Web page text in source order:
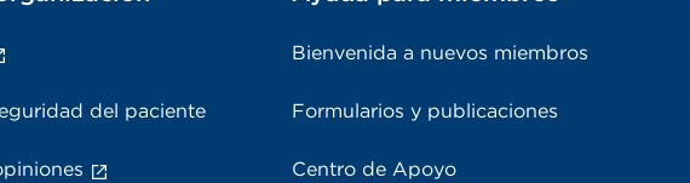
del paciente
Bienvenida a nuevos miembros
Formularios y publicaciones
Centro de Apoyo